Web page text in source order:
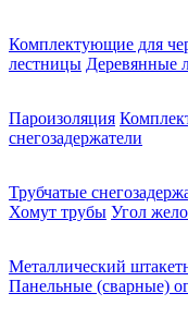
Комплектующие для
лестницы Деревянные
Пароизоляция
снегозадержатели
Трубчатые
Хомут трубы Угол
Металлический
Панельные (сварные)